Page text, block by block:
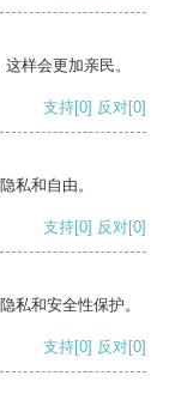
样会更加亲民。
支持[0] 反对[0]
私和自由。
支持[0] 反对[0]
私和安全性保护。
支持[0] 反对[0]